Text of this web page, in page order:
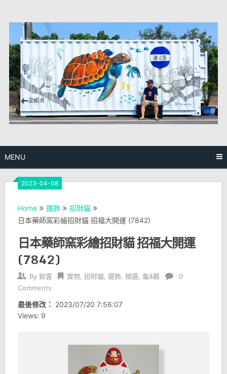
content
MENU
2023-04-08
Home 擺飾
招財貓
日本藥師窯彩繪招財貓 招福大開運 (7842)
日本藥師窯彩繪招財貓 招福大開運
(7842)
By 銳客 實物, 招財貓, 擺飾, 精選, 龜&鶴
0
Comments
最後修改： 2023/07/20 7:56:07
Views: 9